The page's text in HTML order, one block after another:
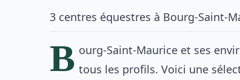
3 centres équestres à Bourg-Saint-
B ourg-Saint-Maurice et ses
tous les profils. Voici une